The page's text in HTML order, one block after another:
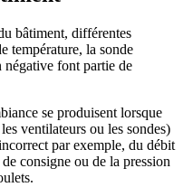
bâtiment, différentes
température, la sonde
font partie de
se produisent lorsque
ventilateurs ou les sondes)
par exemple, du débit
consigne ou de la pression